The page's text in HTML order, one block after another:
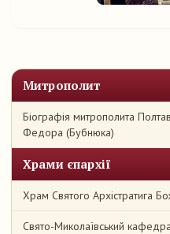
Митрополит
Біографія митрополита
Федора (Бубнюка)
Храми єпархії
Храм Святого Архістратига
Свято-Миколаївський